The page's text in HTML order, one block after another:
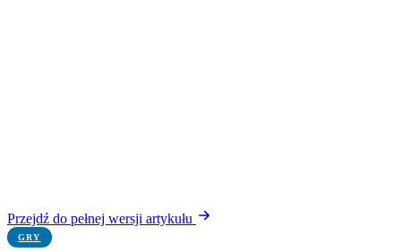
Przejdź do pełnej wersji artykułu
GRY